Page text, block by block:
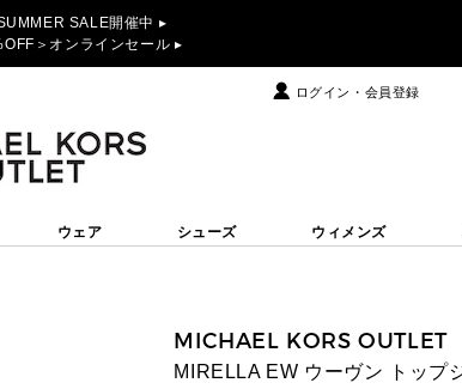
SALE開催中 ▸
＞オンラインセール ▸
ログイン・会員登録
ウェア シューズ ウィメンズ
MICHAEL KORS OUTLET
MIRELLA EW ウーヴン トップ